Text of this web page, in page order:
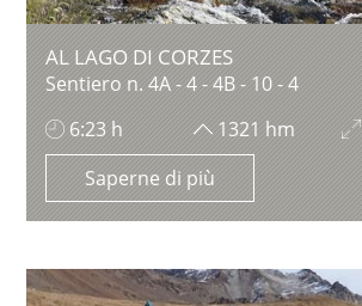
AL LAGO DI CORZES
Sentiero n. 4A - 4 - 4B - 10 - 4
6:23 h
1321 hm
Saperne di più